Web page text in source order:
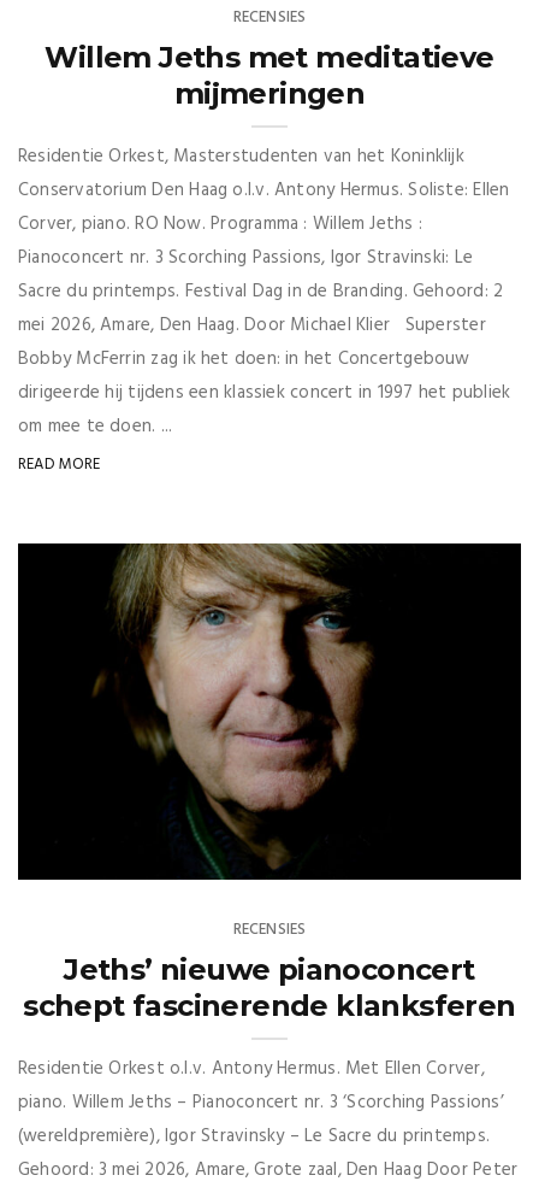
RECENSIES
Willem Jeths met meditatieve
mijmeringen
Residentie Orkest, Masterstudenten van het Koninklijk
Conservatorium Den Haag o.l.v. Antony Hermus. Soliste: Ellen
Corver, piano. RO Now. Programma : Willem Jeths :
Pianoconcert nr. 3 Scorching Passions, Igor Stravinski: Le
Sacre du printemps. Festival Dag in de Branding. Gehoord: 2
mei 2026, Amare, Den Haag. Door Michael Klier Superster
Bobby McFerrin zag ik het doen: in het Concertgebouw
dirigeerde hij tijdens een klassiek concert in 1997 het publiek
om mee te doen. ...
READ MORE
RECENSIES
Jeths’ nieuwe pianoconcert
schept fascinerende klanksferen
Residentie Orkest o.l.v. Antony Hermus. Met Ellen Corver,
piano. Willem Jeths – Pianoconcert nr. 3 ‘Scorching Passions’
(wereldpremière), Igor Stravinsky – Le Sacre du printemps.
Gehoord: 3 mei 2026, Amare, Grote zaal, Den Haag Door Peter